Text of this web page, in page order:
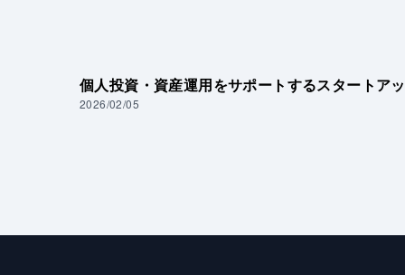
個人投資・資産運用をサポートするスタートア
2026/02/05